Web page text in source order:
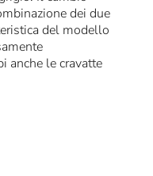
dei due
del modello
anche le cravatte